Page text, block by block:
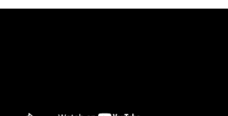
Proprietatea a fost recent renovată după plecarea ultimilor
punctele importante ale orașului și de acces facil la mijloacele de